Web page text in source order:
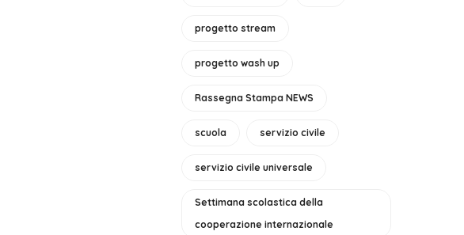
progetto stream
progetto wash up
Rassegna Stampa NEWS
scuola servizio civile
servizio civile universale
Settimana scolastica della
cooperazione internazionale